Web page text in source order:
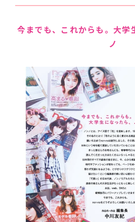
今までも、これからも。大学
ノ